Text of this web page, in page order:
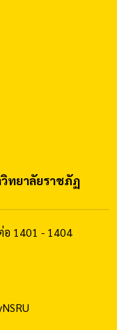
ทยาลัยราชภัฏ
1401 - 1404